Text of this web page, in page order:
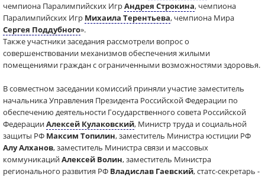
чемпиона Паралимпийских ИгрАндрея Строкина, чемпиона
Паралимпийских Игр Михаила Терентьева, чемпиона Мира
Сергея Поддубного».
Также участники заседания рассмотрели вопрос о
совершенствовании механизмов обеспечения жилыми
помещениями граждан с ограниченными возможностями здоровья.
В совместном заседании комиссий приняли участие заместитель
начальника Управления Президента Российской Федерации по
обеспечению деятельности Государственного совета Российской
ФедерацииАлексей Кулаковский, Министр труда и социальной
защиты РФ Максим Топилин, заместитель Министра юстиции РФ
Алу Алханов, заместитель Министра связи и массовых
коммуникацийАлексей Волин, заместитель Министра
регионального развития РФ Владислав Гаевский, статс-секретарь -